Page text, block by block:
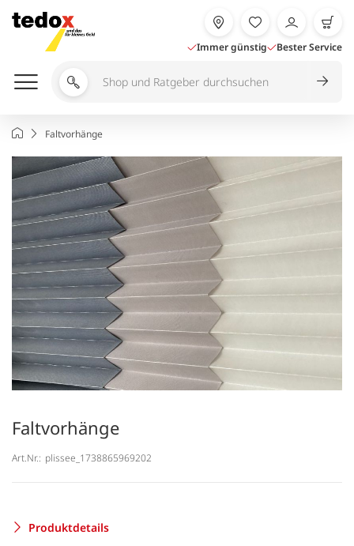
Inhalt
springen
Immer günstig Bester Service
Shop
durchsuchen
StartseiteFaltvorhänge
Faltvorhänge
Art.Nr.: plissee_1738865969202
Produktdetails